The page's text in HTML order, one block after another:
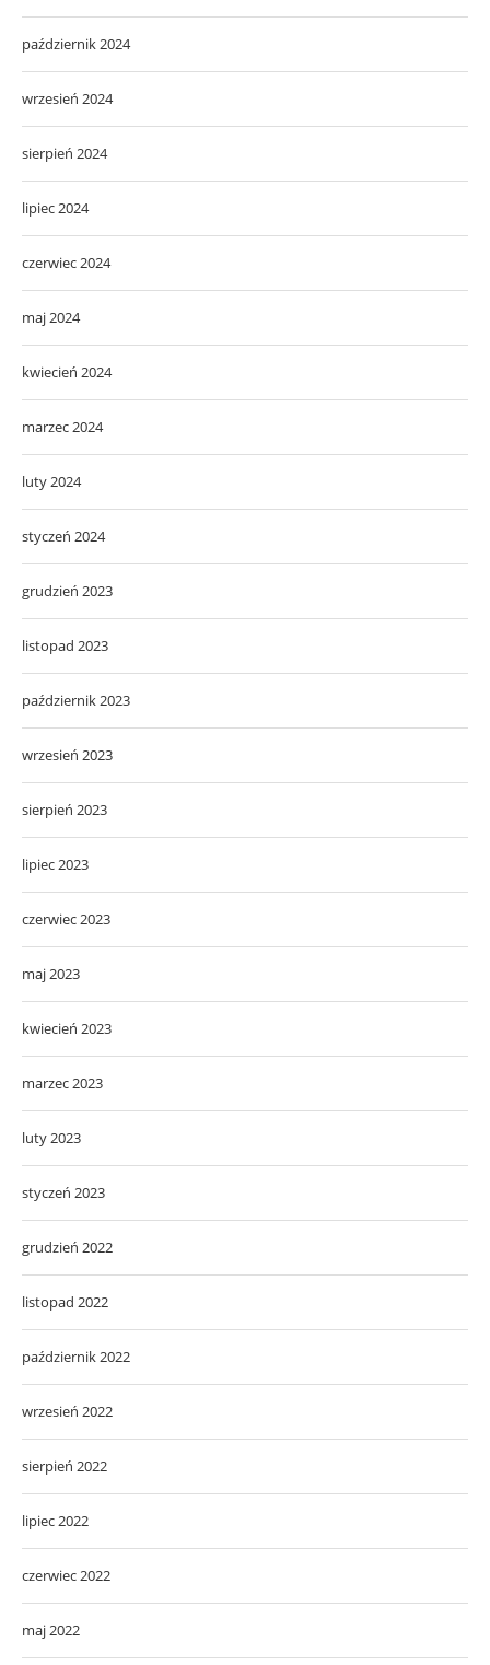
październik 2024
wrzesień 2024
sierpień 2024
lipiec 2024
czerwiec 2024
maj 2024
kwiecień 2024
marzec 2024
luty 2024
styczeń 2024
grudzień 2023
listopad 2023
październik 2023
wrzesień 2023
sierpień 2023
lipiec 2023
czerwiec 2023
maj 2023
kwiecień 2023
marzec 2023
luty 2023
styczeń 2023
grudzień 2022
listopad 2022
październik 2022
wrzesień 2022
sierpień 2022
lipiec 2022
czerwiec 2022
maj 2022